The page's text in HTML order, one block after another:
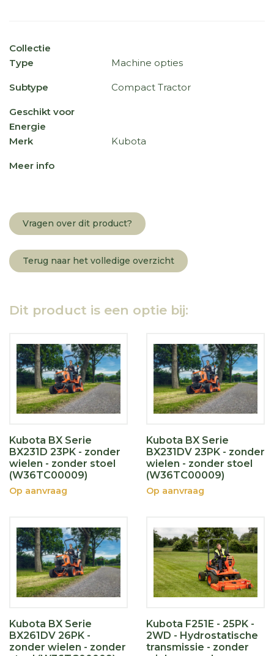
Collectie
Type
Machine opties
Subtype Compact Tractor
Geschikt voor
Energie
Merk
Kubota
Meer info
Vragen over dit product?
Terug naar het volledige overzicht
Dit product is een optie bij:
Kubota BX Serie
BX231D 23PK - zonder
wielen - zonder stoel
(W36TC00009)
Op aanvraag
Kubota BX Serie
BX231DV 23PK - zonder
wielen - zonder stoel
(W36TC00009)
Op aanvraag
Kubota BX Serie
BX261DV 26PK -
zonder wielen - zonder
Kubota F251E - 25PK -
2WD - Hydrostatische
transmissie - zonder